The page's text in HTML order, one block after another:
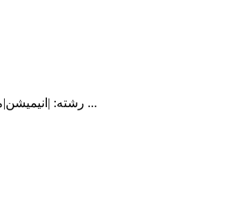
رشته: |انیمیشن|مجسمه سازی|جواهرا ...